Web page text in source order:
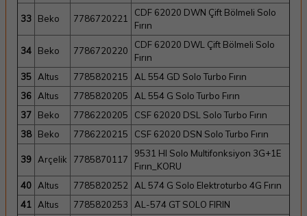
33 Beko 7786720221
CDF 62020 DWN Çift Bölmeli Solo
Fırın
34 Beko 7786720220
CDF 62020 DWL Çift Bölmeli Solo
Fırın
35 Altus 7785820215
AL 554 GD Solo Turbo Fırın
36 Altus 7785820205
AL 554 G Solo Turbo Fırın
37
Beko 7786220205
CSF 62020 DSL Solo Turbo Fırın
38
Beko 7786220215 CSF 62020 DSN Solo Turbo Fırın
39 Arçelik 7785870117
9531 HI Solo Multifonksiyon 3G+1E
Fırın_KORU
40 Altus 7785820252 AL 574 G Solo Elektroturbo 4G Fırın
41 Altus 7785820253 AL-574 GT SOLO FIRIN